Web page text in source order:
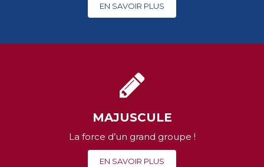
EN SAVOIR PLUS
MAJUSCULE
La force d’un grand groupe !
EN SAVOIR PLUS